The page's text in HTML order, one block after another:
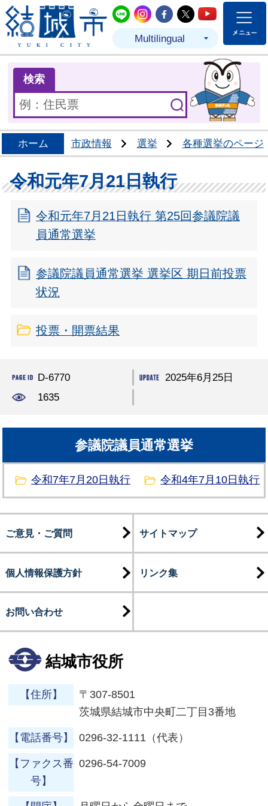
結城市公式LINE
結城市公式Instagram
結城市公式
結城市公式
結城市
Multilingual
検索
ホーム 市政情報 選挙 各種選挙のページ
令和元年7月21日執行
令和元年7月21日執行 第25回参議院議
員通常選挙
参議院議員通常選挙 選挙区 期日前投票
状況
投票・開票結果
D-6770
2025年6月25日
1635
参議院議員通常選挙
令和7年7月20日執行 令和4年7月10日執行
ご意見・ご質問 サイトマップ
個人情報保護方針 リンク集
お問い合わせ
結城市役所
【住所】
〒307-8501
茨城県結城市中央町二丁目3番地
【電話番号】 0296-32-1111（代表）
【ファクス番
号】
0296-54-7009